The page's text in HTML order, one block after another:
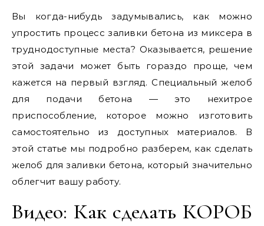
Вы когда-нибудь задумывались, как можно
упростить процесс заливки бетона из миксера в
труднодоступные места? Оказывается, решение
этой задачи может быть гораздо проще, чем
кажется на первый взгляд. Специальный желоб
для подачи бетона — это нехитрое
приспособление, которое можно изготовить
самостоятельно из доступных материалов. В
этой статье мы подробно разберем, как сделать
желоб для заливки бетона, который значительно
облегчит вашу работу.
Видео: Как сделать КОРОБ